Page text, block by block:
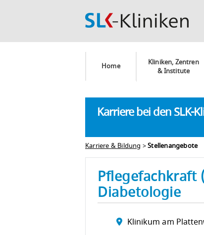
Home
Kliniken, Zentren
& Institute
Karriere bei den SLK-
Karriere & Bildung >Stellenangebote
Diabetologie
Klinikum am